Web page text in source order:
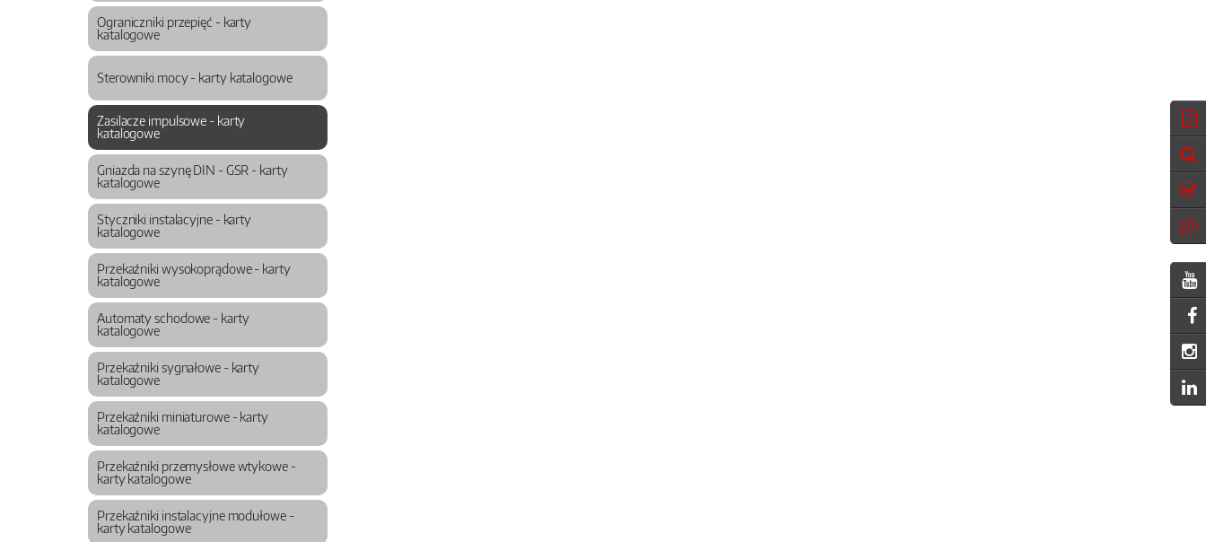
Ograniczniki przepięć - karty
katalogowe
Sterowniki mocy - karty katalogowe
Zasilacze impulsowe - karty
katalogowe
Gniazda na szynę DIN - GSR - karty
katalogowe
Styczniki instalacyjne - karty
katalogowe
Przekaźniki wysokoprądowe - karty
katalogowe
Automaty schodowe - karty
katalogowe
Przekaźniki sygnałowe - karty
katalogowe
Przekaźniki miniaturowe - karty
katalogowe
Przekaźniki przemysłowe wtykowe -
karty katalogowe
Przekaźniki instalacyjne modułowe -
karty katalogowe